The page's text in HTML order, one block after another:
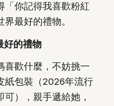
「你記得我喜歡粉紅
最好的禮物。
好的禮物
喜歡什麼，不妨挑一
紙包裝（2026年流行
），親手遞給她，